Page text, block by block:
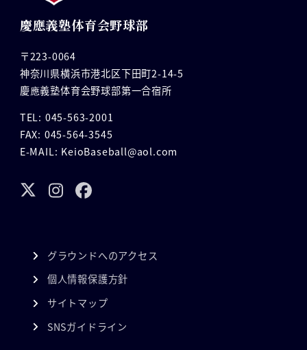
慶應義塾体育会野球部
〒223-0064
神奈川県横浜市港北区下田町2-14-5
慶應義塾体育会野球部第一合宿所
TEL: 045-563-2001
FAX: 045-564-3545
E-MAIL: KeioBaseball@aol.com
グラウンドへのアクセス
個人情報保護方針
サイトマップ
SNSガイドライン